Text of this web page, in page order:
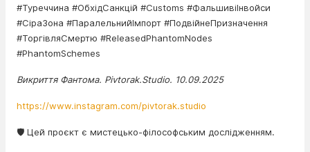
#Туреччина #ОбхідСанкцій #Customs #ФальшивіІнвойси
#СіраЗона #ПаралельнийІмпорт #ПодвійнеПризначення
#ТоргівляСмертю #ReleasedPhantomNodes
#PhantomSchemes
Викриття Фантома. Pivtorak.Studio. 10.09.2025
https://www.instagram.com/pivtorak.studio
🛡️ Цей проєкт є мистецько-філософським дослідженням.